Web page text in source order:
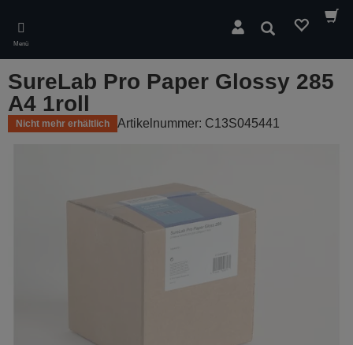
main
content
Menü
Suchen
SureLab Pro Paper Glossy 285
A4 1roll
Nicht mehr erhältlich Artikelnummer: C13S045441